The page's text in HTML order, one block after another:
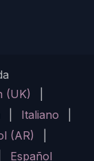
(UK)
Italiano
(AR)
Español